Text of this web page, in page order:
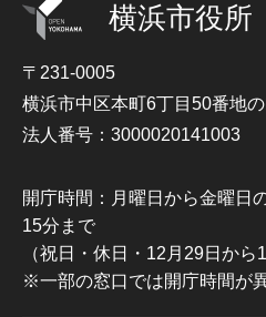
横浜市役所
〒231-0005
横浜市中区本町6丁目50番地
法人番号：3000020141003
開庁時間：月曜日から金曜日
15分まで
（祝日・休日・12月29日から
※一部の窓口では開庁時間が